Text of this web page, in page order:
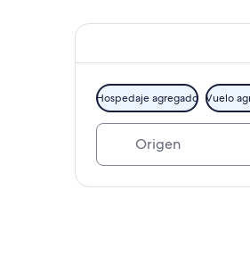
Hospedaje agregado Vuelo